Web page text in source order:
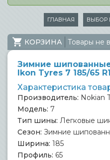
ГЛАВНАЯ ВЫБОР
КОРЗИНА Товары не
Зимние
Ikon Tyres 7 185/65
Характеристика
Производитель: Nokian
Модель: 7
Тип шины: Легковые
Сезон: Зимние
Ширина: 185
Профиль: 65